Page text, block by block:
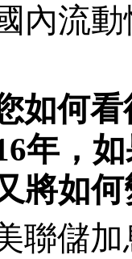
內流
如何
年，
將如
聯儲